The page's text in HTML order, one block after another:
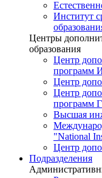
Институт
Центры
образования
Центр
программ
Центр
Центр
программ
Высшая
"National
Центр
Подразделения